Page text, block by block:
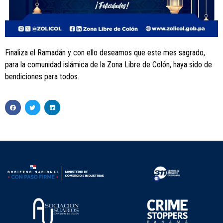
Finaliza el Ramadán y con ello deseamos que este mes sagrado,
para la comunidad islámica de la Zona Libre de Colón, haya sido de
bendiciones para todos.